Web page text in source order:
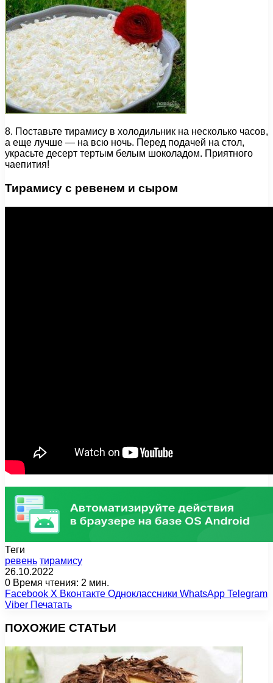
8. Поставьте тирамису в холодильник на несколько часов,
а еще лучше — на всю ночь. Перед подачей на стол,
украсьте десерт тертым белым шоколадом. Приятного
чаепития!
Тирамису с ревенем и сыром
Теги
ревень тирамису
26.10.2022
0 Время чтения: 2 мин.
Facebook X Вконтакте Одноклассники WhatsApp Telegram
Viber Печатать
ПОХОЖИЕ СТАТЬИ